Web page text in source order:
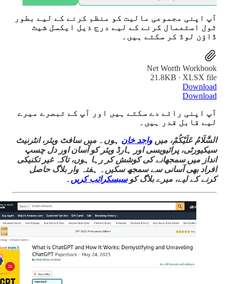
آپ اپنی مجموعی مالیت کو منظم کرنے کے لیے بطور
ٹول استعمال کرنے کے لیے درج ذیل ایکسل شیٹ
ڈاؤن لوڈ کر سکتے ہیں۔
Net Worth Workbook
21.8KB ∙ XLSX file
Download
Download
آپ اپنی رائے دے سکتے ہیں اور آپ کے تبصرے میرے
لیے قابل قدر ہیں۔
السَّلَامُ عَلَيْكُمْ، میں واجد خان ہوں۔ میں سافٹ ویئر، انٹرنیٹ
سیکیورٹی، پرائیویسی اور ہارڈ ویئر کو آسان اور دل چسپ
انداز میں سمجھانے کی کوشش کر رہا ہوں، تاکہ غیر تکنیکی
افراد بھی آسانی سے سمجھ سکیں۔ ہفتہ وار بلاگ حاصل
کرنے کے لیے، میرے بلاگ کوسبسکرائب کریں۔